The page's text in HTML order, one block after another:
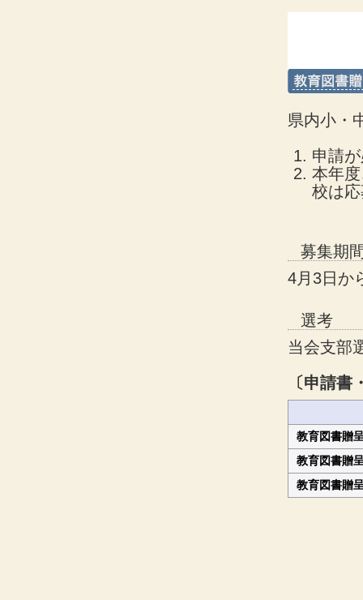
県内小・
申請
本年
校は
募集期
4月3日か
選考
当会支部
〔申請
教育図書贈
教育図書贈
教育図書贈